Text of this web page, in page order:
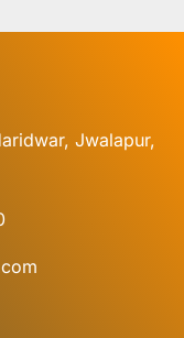
Jwalapur,